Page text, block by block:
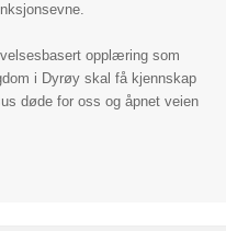
opplæring som
i Dyrøy skal få kjennskap
døde for oss og åpnet veien